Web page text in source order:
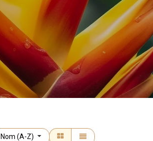
Nom (A-Z)